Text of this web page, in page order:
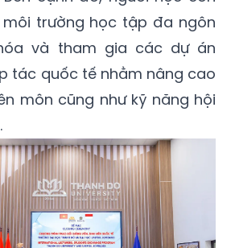
trường học tập đa ngôn
và tham gia các dự án
tác quốc tế nhằm nâng cao
môn cũng như kỹ năng hội